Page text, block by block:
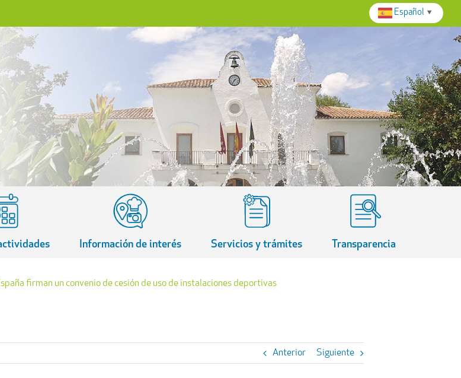
Información de interés Servicios y trámites Transparencia
firman un convenio de cesión de uso de instalaciones deportivas
Anterior Siguiente
Español ▼